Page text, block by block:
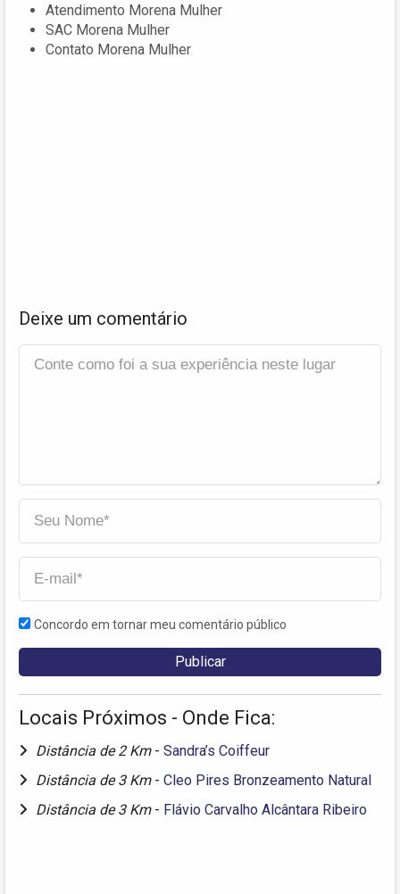
Atendimento Morena Mulher
SAC Morena Mulher
Contato Morena Mulher
Deixe um comentário
Concordo em tornar meu comentário público
Locais Próximos - Onde Fica:
Distância de 2 Km - Sandra’s Coiffeur
Distância de 3 Km - Cleo Pires Bronzeamento Natural
Distância de 3 Km - Flávio Carvalho Alcântara Ribeiro